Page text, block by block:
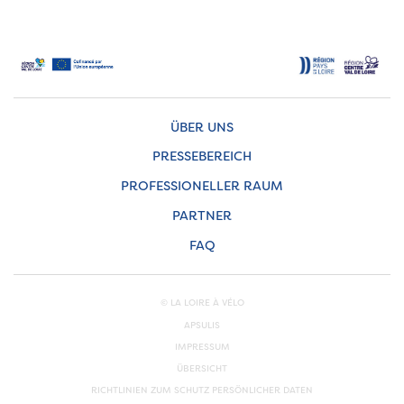
ÜBER UNS
PRESSEBEREICH
PROFESSIONELLER RAUM
PARTNER
FAQ
© LA LOIRE À VÉLO
APSULIS
IMPRESSUM
ÜBERSICHT
RICHTLINIEN ZUM SCHUTZ PERSÖNLICHER DATEN